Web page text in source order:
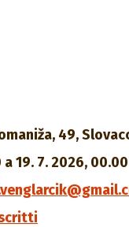
49,
19. 7. 2026, 00.00